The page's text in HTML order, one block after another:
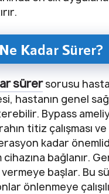
Kadar Sürer?
sürersorusu
hastanın genel
Bypass
titiz çalışması
kadar
cihazına bağlanır.
vermeye başlar. Bu
önlenmeye